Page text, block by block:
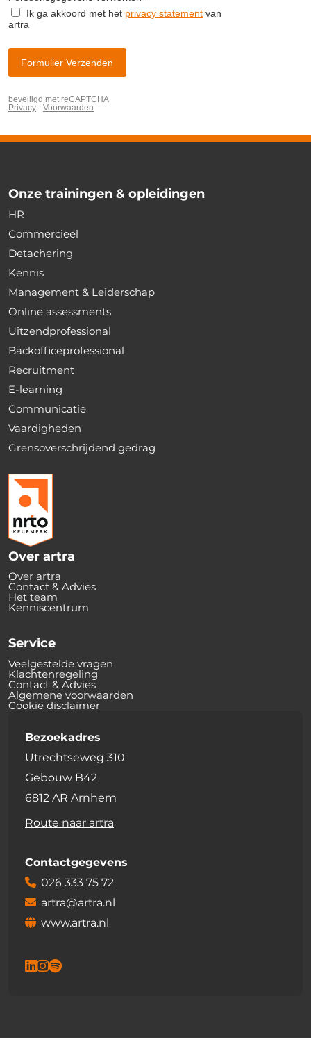
Onze trainingen & opleidingen
HR
Commercieel
Detachering
Kennis
Management & Leiderschap
Online assessments
Uitzendprofessional
Backofficeprofessional
Recruitment
E-learning
Communicatie
Vaardigheden
Grensoverschrijdend gedrag
Over artra
Over artra
Contact & Advies
Het team
Kenniscentrum
Service
Veelgestelde vragen
Klachtenregeling
Contact & Advies
Algemene voorwaarden
Cookie disclaimer
Bezoekadres
Utrechtseweg 310
Gebouw B42
6812 AR Arnhem
Route naar artra
Contactgegevens
026 333 75 72
artra@artra.nl
www.artra.nl